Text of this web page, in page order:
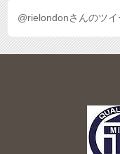
@rielondonさんのツイ